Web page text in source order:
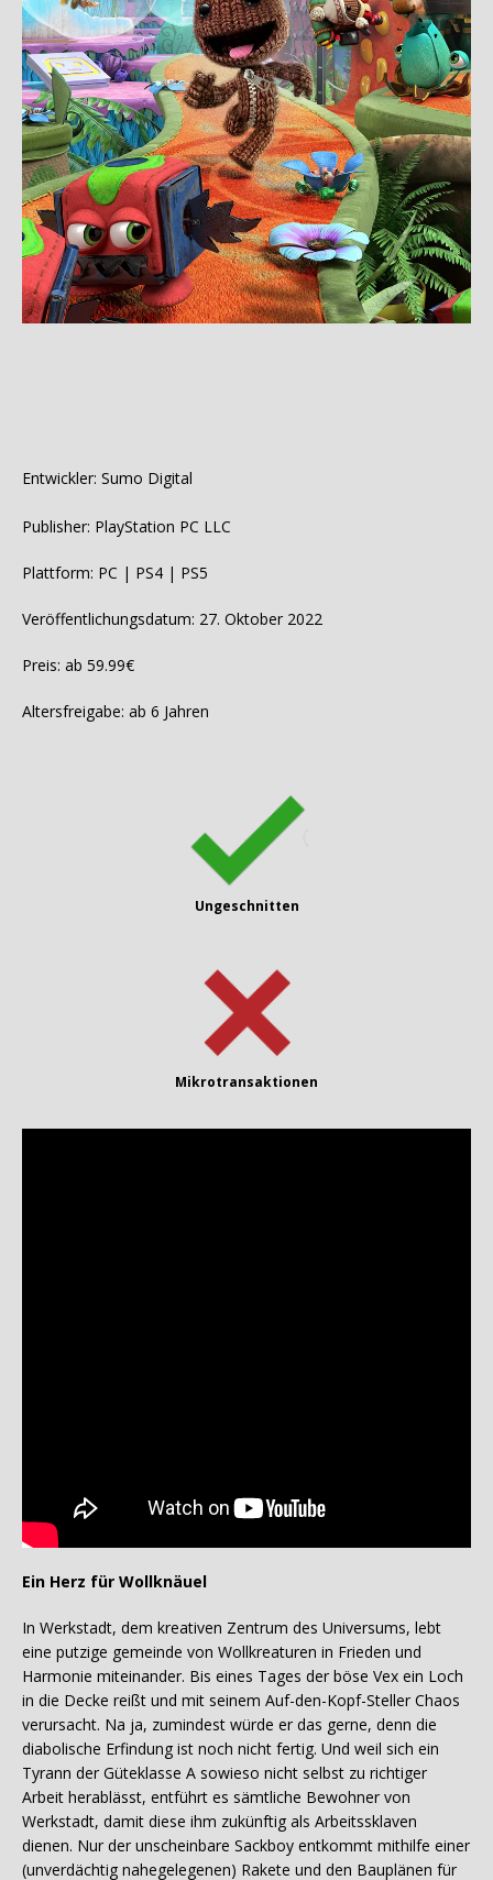
Entwickler: Sumo Digital
Publisher: PlayStation PC LLC
Plattform: PC | PS4 | PS5
Veröffentlichungsdatum: 27. Oktober 2022
Preis: ab 59.99€
Altersfreigabe: ab 6 Jahren
Ungeschnitten
Mikrotransaktionen
Ein Herz für Wollknäuel
In Werkstadt, dem kreativen Zentrum des Universums, lebt
eine putzige gemeinde von Wollkreaturen in Frieden und
Harmonie miteinander. Bis eines Tages der böse Vex ein Loch
in die Decke reißt und mit seinem Auf-den-Kopf-Steller Chaos
verursacht. Na ja, zumindest würde er das gerne, denn die
diabolische Erfindung ist noch nicht fertig. Und weil sich ein
Tyrann der Güteklasse A sowieso nicht selbst zu richtiger
Arbeit herablässt, entführt es sämtliche Bewohner von
Werkstadt, damit diese ihm zukünftig als Arbeitssklaven
dienen. Nur der unscheinbare Sackboy entkommt mithilfe einer
(unverdächtig nahegelegenen) Rakete und den Bauplänen für